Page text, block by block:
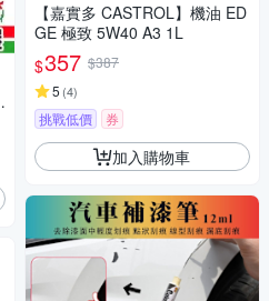
【嘉實多 CASTROL】機油 ED
GE 極致 5W40 A3 1L
$357 $387
5 (4)
挑戰低價 券
加入購物車